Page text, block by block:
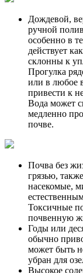
Дождевой,
ручной
особенно в
действует
склонны к
Прогулка
или в любое
привести к
Вода может
медленно
почве.
Почва без
грязью,
насекомые,
Токсичные
почвенную
Годы или
обычно
может быть
убран для
Высокое